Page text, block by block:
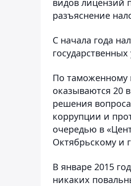
разъяснение
С начала года
По таможенному
оказываются 20
решения
коррупции и
очередью в
Октябрьскому и
В январе 2015
никаких